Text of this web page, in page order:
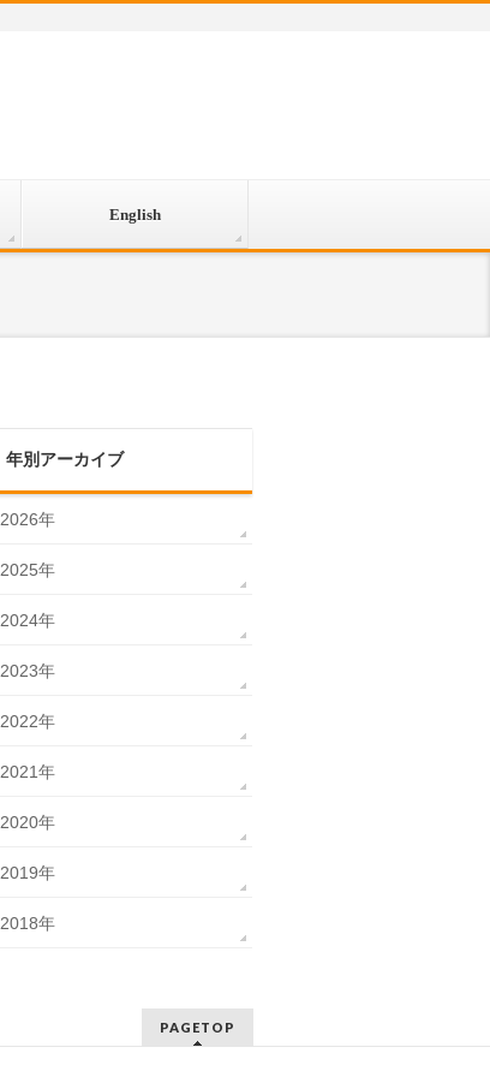
English
年別アーカイブ
2026年
2025年
2024年
2023年
2022年
2021年
2020年
2019年
2018年
PAGETOP